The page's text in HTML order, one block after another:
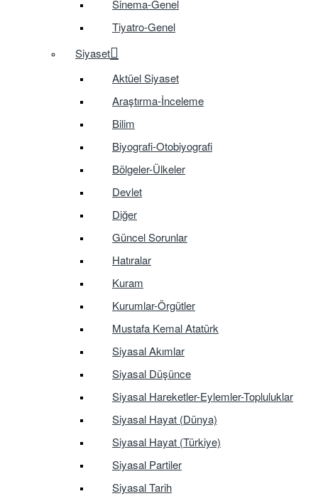
Sinema-Genel
Tiyatro-Genel
Siyaset
Aktüel Siyaset
Araştırma-İnceleme
Bilim
Biyografi-Otobiyografi
Bölgeler-Ülkeler
Devlet
Diğer
Güncel Sorunlar
Hatıralar
Kuram
Kurumlar-Örgütler
Mustafa Kemal Atatürk
Siyasal Akımlar
Siyasal Düşünce
Siyasal Hareketler-Eylemler-Topluluklar
Siyasal Hayat (Dünya)
Siyasal Hayat (Türkiye)
Siyasal Partiler
Siyasal Tarih